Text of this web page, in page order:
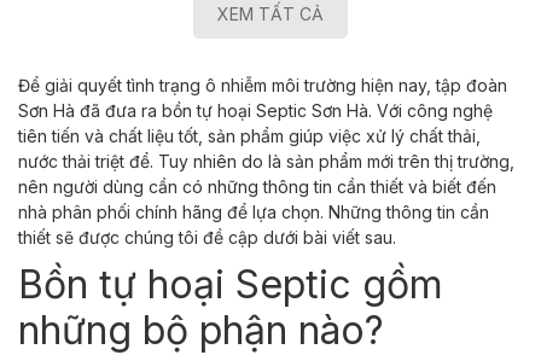
XEM TẤT CẢ
Để giải quyết tình trạng ô nhiễm môi trường hiện nay, tập đoàn
Sơn Hà đã đưa ra bồn tự hoại Septic Sơn Hà. Với công nghệ
tiên tiến và chất liệu tốt, sản phẩm giúp việc xử lý chất thải,
nước thải triệt để. Tuy nhiên do là sản phẩm mới trên thị trường,
nên người dùng cần có những thông tin cần thiết và biết đến
nhà phân phối chính hãng để lựa chọn. Những thông tin cần
thiết sẽ được chúng tôi đề cập dưới bài viết sau.
Bồn tự hoại Septic gồm
những bộ phận nào?